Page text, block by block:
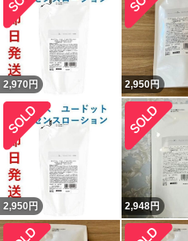
2,970 円 2,950円
2,950 円 2,948円